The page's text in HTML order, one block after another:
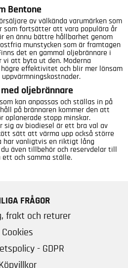
Bentone
av välkända varumärken som
som fortsätter att vara populära år
en ännu bättre hållbarhet genom
munstycken som är framtagen
det en gammal oljebrännare i
vi att byta ut den. Moderna
effektivitet och blir mer lönsam
oljebrännare
kan anpassas och ställas in på
på brännaren kommer den att
oplanerade stopp minskar.
sig av biodiesel är ett bra val av
sätt att värma upp också större
har vanligtvis en riktigt lång
även tillbehör och reservdelar till
och samma ställe.
FRÅGOR
frakt och returer
Cookies
- GDPR
Köpvillkor